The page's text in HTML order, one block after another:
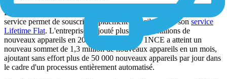
La priorité accordée par 1NCE aux ventes numériques en libre-
service permet de souscrire rapidement et facilement à son service
Lifetime Flat. L'entreprise a ajouté plus de sept millions de
nouveaux appareils en 2023. En décembre, 1NCE a atteint un
nouveau sommet de 1,3 million de nouveaux appareils en un mois,
ajoutant sans effort plus de 50 000 nouveaux appareils par jour dans
le cadre d'un processus entièrement automatisé.